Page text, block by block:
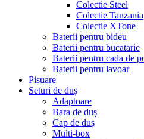
Colectie Steel
Colectie Tanzania
Colectie XTone
Baterii pentru bideu
Baterii pentru bucatarie
Baterii pentru cada de
Baterii pentru lavoar
Pisuare
Seturi de duș
Adaptoare
Bara de duș
Cap de duș
Multi-box